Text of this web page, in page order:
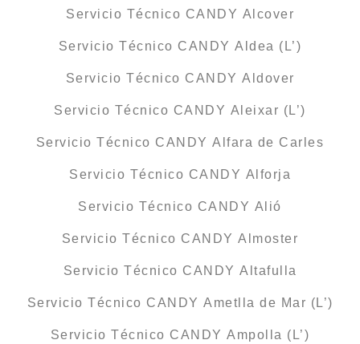
Servicio Técnico CANDY Alcover
Servicio Técnico CANDY Aldea (L’)
Servicio Técnico CANDY Aldover
Servicio Técnico CANDY Aleixar (L’)
Servicio Técnico CANDY Alfara de Carles
Servicio Técnico CANDY Alforja
Servicio Técnico CANDY Alió
Servicio Técnico CANDY Almoster
Servicio Técnico CANDY Altafulla
Servicio Técnico CANDY Ametlla de Mar (L’)
Servicio Técnico CANDY Ampolla (L’)